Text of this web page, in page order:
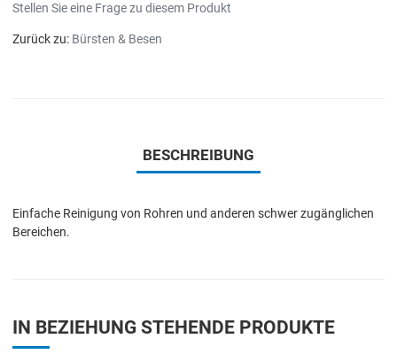
Stellen Sie eine Frage zu diesem Produkt
Zurück zu: Bürsten & Besen
BESCHREIBUNG
Einfache Reinigung von Rohren und anderen schwer zugänglichen
Bereichen.
IN BEZIEHUNG STEHENDE PRODUKTE